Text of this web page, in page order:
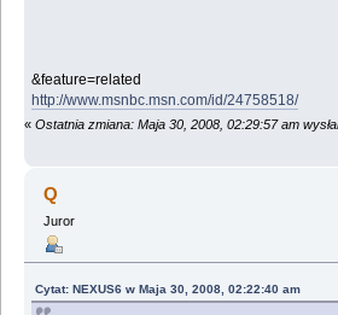
&feature=related
http://www.msnbc.msn.com/id/24758518/
« Ostatnia zmiana: Maja 30, 2008, 02:29:57 am
Q
Juror
Cytat: NEXUS6 w Maja 30, 2008, 02:22:40 am